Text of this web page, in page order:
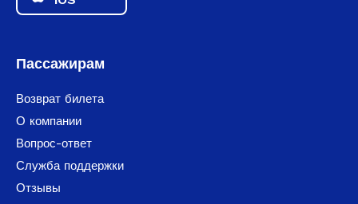
Пассажирам
Возврат билета
О компании
Вопрос-ответ
Служба поддержки
Отзывы